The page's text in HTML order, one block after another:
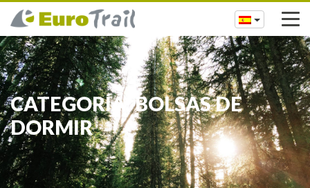
CATEGORÍA: BOLSAS DE
DORMIR